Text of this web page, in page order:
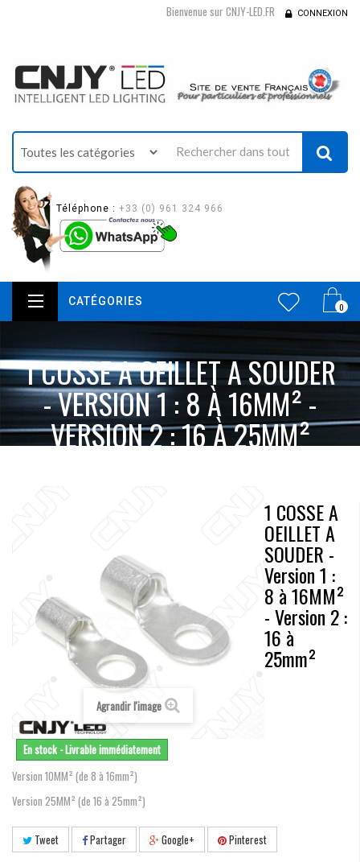
Bienvenue sur CNJY-LED.FR CONNEXION
Téléphone : +33 (0) 961 324 966
0
CATÉGORIES
1 COSSE A OEILLET A SOUDER
- VERSION 1 : 8 À 16MM² -
VERSION 2 : 16 À 25MM²
Agrandir l'image
1 COSSE A
OEILLET A
SOUDER -
Version 1 :
8 à 16MM²
- Version 2 :
16 à
25mm²
En stock - Livrable immédiatement
Version 10MM² (de 8 à 16mm²)
Version 25MM² (de 16 à 25mm²)
Tweet Partager Google+ Pinterest